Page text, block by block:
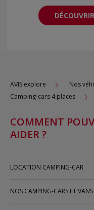
AVIS explore Nos
Camping-cars 4 places
COMMENT
AIDER ?
LOCATION CAMPING-CAR
NOS CAMPING-CARS ET VANS